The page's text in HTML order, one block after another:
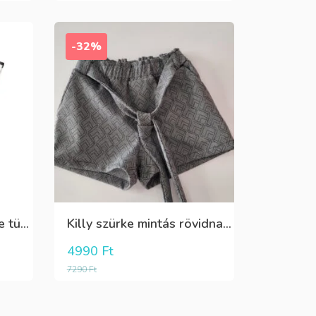
Boboli fehér elöl fekete tüll+gyöngyös csini póló
-32%
Killy szürke mintás rövidnadrág
7290Ft
4990 Ft